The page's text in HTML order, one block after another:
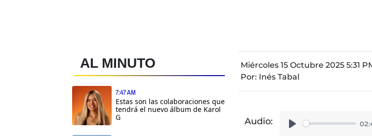
AL MINUTO
7:47 AM
Estas son las colaboraciones que
tendrá el nuevo álbum de Karol
G
Miércoles 15 Octubre 2025 5:31
Por: Inés Tabal
Audio: